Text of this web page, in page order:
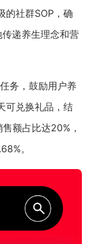
的社群SOP，确
递养生理念和营
务，鼓励用户养
可兑换礼品，结
额占比达20%，
。